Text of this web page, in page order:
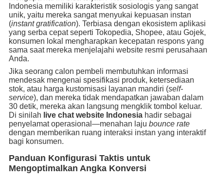
Indonesia memiliki karakteristik sosiologis yang sangat
unik, yaitu mereka sangat menyukai kepuasan instan
(instant gratification). Terbiasa dengan ekosistem aplikasi
yang serba cepat seperti Tokopedia, Shopee, atau Gojek,
konsumen lokal mengharapkan kecepatan respons yang
sama saat mereka menjelajahi website resmi perusahaan
Anda.
Jika seorang calon pembeli membutuhkan informasi
mendesak mengenai spesifikasi produk, ketersediaan
stok, atau harga kustomisasi layanan mandiri (self-
service), dan mereka tidak mendapatkan jawaban dalam
30 detik, mereka akan langsung mengklik tombol keluar.
Di sinilah live chat website Indonesiahadir sebagai
penyelamat operasional—menahan laju bounce rate
dengan memberikan ruang interaksi instan yang interaktif
bagi konsumen.
Panduan Konfigurasi Taktis untuk
Mengoptimalkan Angka Konversi